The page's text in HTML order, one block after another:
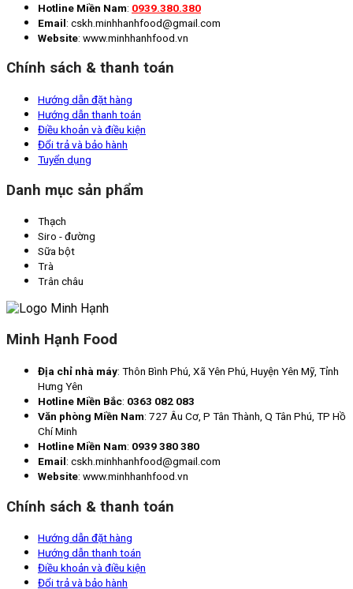
Hotline Miền Nam: 0939.380.380
Email: cskh.minhhanhfood@gmail.com
Website: www.minhhanhfood.vn
Chính sách & thanh toán
Hướng dẫn đặt hàng
Hướng dẫn thanh toán
Điều khoản và điều kiện
Đổi trả và bảo hành
Tuyển dụng
Danh mục sản phẩm
Thạch
Siro - đường
Sữa bột
Trà
Trân châu
Minh Hạnh Food
Địa chỉ nhà máy: Thôn Bình Phú, Xã Yên Phú, Huyện Yên Mỹ, Tỉnh
Hưng Yên
Hotline Miền Bắc: 0363 082 083
Văn phòng Miền Nam: 727 Âu Cơ, P Tân Thành, Q Tân Phú, TP Hồ
Chí Minh
Hotline Miền Nam: 0939 380 380
Email: cskh.minhhanhfood@gmail.com
Website: www.minhhanhfood.vn
Chính sách & thanh toán
Hướng dẫn đặt hàng
Hướng dẫn thanh toán
Điều khoản và điều kiện
Đổi trả và bảo hành